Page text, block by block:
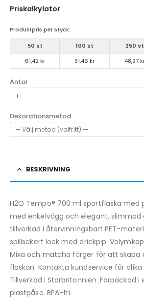
Priskalkylator
Produktpris per styck:
50 st 100 st 250 st
61,42 kr
51,46 kr 48,97
Antal
Dekorationsmetod
BESKRIVNING
H2O Tempo® 700 ml sportflaska med
med enkelvägg och elegant, slimmad
tillverkad i återvinningsbart PET-
spillsäkert lock med drickpip.
Mixa och matcha färger för att skapa
flaskan. Kontakta kundservice för
Tillverkad i Storbritannien. Förpackad i
plastpåse. BPA-fri.